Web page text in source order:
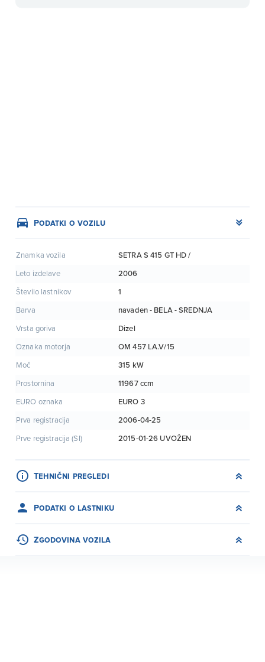
Podatki o vozilu
Znamka vozila SETRA S 415 GT HD /
Leto izdelave 2006
Število lastnikov 1
Barva navaden - BELA - SREDNJA
Vrsta goriva Dizel
Oznaka motorja OM 457 LA.V/15
Moč 315 kW
Prostornina 11967 ccm
EURO oznaka EURO 3
Prva registracija 2006-04-25
Prve registracija (SI) 2015-01-26 UVOŽEN
Tehnični pregledi
Podatki o lastniku
Zgodovina vozila